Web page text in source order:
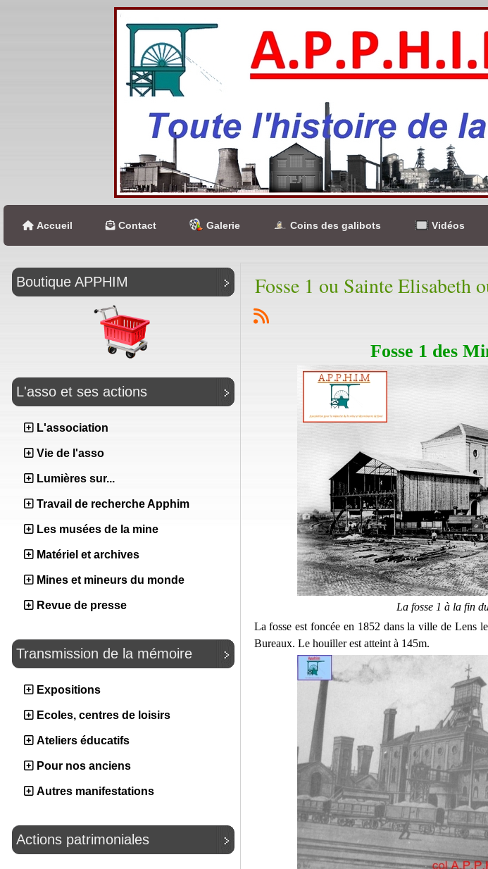
Accueil Contact Galerie Coins des galibots Vidéos
Boutique APPHIM
L'asso et ses actions
L'association
Vie de l'asso
Lumières sur...
Travail de recherche Apphim
Les musées de la mine
Matériel et archives
Mines et mineurs du monde
Revue de presse
Transmission de la mémoire
Expositions
Ecoles, centres de loisirs
Ateliers éducatifs
Pour nos anciens
Autres manifestations
Actions patrimoniales
Fosse 1 ou Sainte Elisabeth
Fosse 1 des
La fosse 1 à la fin
La fosse est foncée en 1852 dans la ville de Lens
Bureaux. Le houiller est atteint à 145m.